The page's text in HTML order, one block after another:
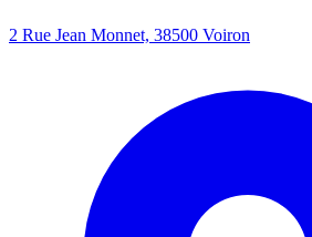
2 Rue Jean Monnet, 38500 Voiron